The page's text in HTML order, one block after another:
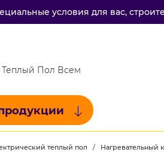
условия для вас,
Теплый Пол Всем
теплый пол / Нагревательный